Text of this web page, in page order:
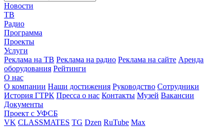
Новости
ТВ
Радио
Программа
Проекты
Услуги
Реклама на ТВ Реклама на радио Реклама на сайте Аренда
оборудования Рейтинги
О нас
О компании Наши достижения Руководство Сотрудники
История ГТРК Пресса о нас Контакты Музей Вакансии
Документы
Проект с УФСБ
VK CLASSMATES TG Dzen RuTube Max